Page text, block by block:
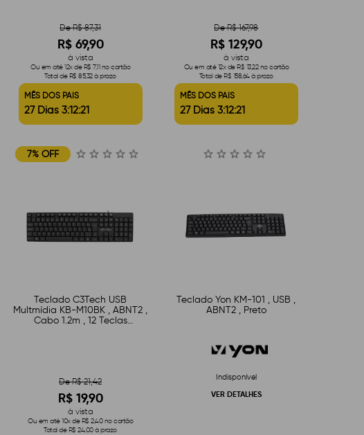
De R$ 87,31
R$ 69,90
à vista
Ou em até 12x de R$ 7,11 no cartão
Total de R$ 85,32 à prazo
MÊS DOS PAIS
27 Dias 3:12:20
De R$ 167,98
R$ 129,90
à vista
Ou em até 12x de R$ 13,22 no cartão
Total de R$ 158,64 à prazo
MÊS DOS PAIS
27 Dias 3:12:20
7% OFF
Teclado C3Tech USB
Multmídia KB-M10BK , ABNT2 ,
Cabo 1.2m , 12 Teclas
De R$ 21,42
R$ 19,90
à vista
Ou em até 10x de R$ 2,40 no cartão
Total de R$ 24,00 à prazo
Teclado Yon KM-101 , USB ,
ABNT2 , Preto
Indisponível
VER DETALHES